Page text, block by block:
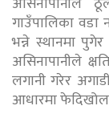
गाउँपालिका
भन्ने स्थानमा
असिनापानीले
लगानी गरेर
आधारमा